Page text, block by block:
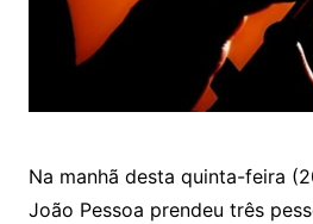
Na manhã desta quinta-feira
João Pessoa prendeu três